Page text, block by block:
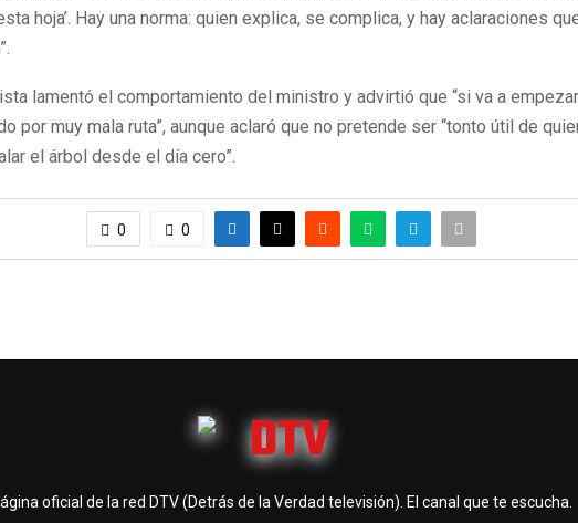
hoja’. Hay una norma: quien explica, se complica, y hay aclaraciones
lamentó el comportamiento del ministro y advirtió que “si va a
por muy mala ruta”, aunque aclaró que no pretende ser “tonto útil de
el árbol desde el día cero”.
0 0
oficial de la red DTV (Detrás de la Verdad televisión). El canal que te escucha.